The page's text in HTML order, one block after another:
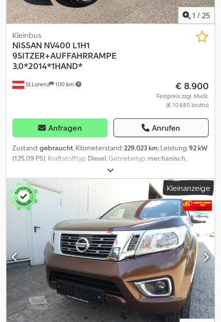
1 / 25
St.Lorenz 100 km
Kleinbus
NISSAN NV400 L1H1
9SITZER+AUFFAHRRAMPE
3,0*2014*1HAND*
€ 8.900
Festpreis zzgl. MwSt.
(€ 10.680 brutto)
Anfragen Anrufen
Zustand:gebraucht, Kilometerstand:229.023 km, Leistung:92 kW
(125,09 PS), Kraftstofftyp: Diesel, Getriebetyp: mechanisch,
, nächste Prüfung (TÜV):
Emissionsklasse:Euro5, Farbe:Grau, Anzahl der Sitzplätze:9,
Ausstattung:ABS, Elektronisches Stabilitätsprogramm (ESP),
Klimaanlage, Rußfilter, Wegfahrsperre, Zentralverriegelung, *
Nissan NV400 Kombi 9 Sitzer mit Auffahrrampe
(Behindertengerecht) * 1. Besitz Österreichisches Fahrzeug
Cjdpfx Aszrklxogleha * Euro 5b * Eigengewicht: 2113 kg -
Gesamtgewicht: 2980 kg * Anhängelast: 2500 kg - Radstand: 3182
mm * Alle Angaben ohne Gewähr * Irrtum und Zwischenverkauf
Vorbehalten * Intern Nummer: 71 Sonderausstattung: Cool &
Sound-Paket, Audiosystem: Radio mit CD-Player mit Bluetooth,
Freisprecheinrichtung Bluetooth, Handschuhfach mit
Kühlfunktion, Metallic-Lackierung Weitere Ausstattung:
Ablagegalerie, Airbag Beifahrerseite, Airbag Fahrerseite,
Außenspiegel elektr. verstell- und heizbar, Drehzahlmesser,
Kleinanzeige